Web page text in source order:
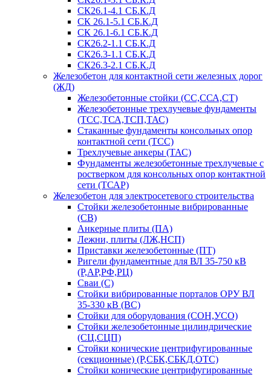
СК26.1-4.1 СБ.К.Д
СК 26.1-5.1 СБ.К.Д
СК 26.1-6.1 СБ.К.Д
СК26.2-1.1 СБ.К.Д
СК26.3-1.1 СБ.К.Д
СК26.3-2.1 СБ.К.Д
Железобетон для контактной сети железных дорог
(ЖД)
Железобетонные стойки (СС,ССА,СТ)
Железобетонные трехлучевые фундаменты
(ТСС,ТСА,ТСП,ТАС)
Стаканные фундаменты консольных опор
контактной сети (ТСС)
Трехлучевые анкеры (ТАС)
Фундаменты железобетонные трехлучевые с
ростверком для консольных опор контактной
сети (ТСАР)
Железобетон для электросетевого строительства
Стойки железобетонные вибрированные
(СВ)
Анкерные плиты (ПА)
Лежни, плиты (ЛЖ,НСП)
Приставки железобетонные (ПТ)
Ригели фундаментные для ВЛ 35-750 кВ
(Р,АР,РФ,РЦ)
Сваи (С)
Стойки вибрированные порталов ОРУ ВЛ
35-330 кВ (ВС)
Стойки для оборудования (СОН,УСО)
Стойки железобетонные цилиндрические
(СЦ,СЦП)
Стойки конические центрифугированные
(секционные) (Р,СБК,СБКД,ОТС)
Стойки конические центрифугированные